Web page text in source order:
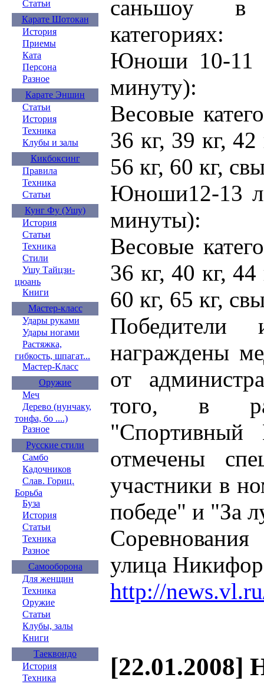
Статьи
Карате Шотокан
История
Приемы
Ката
Персона
Разное
Карате Эншин
Статьи
История
Техника
Клубы и залы
Кикбоксинг
Правила
Техника
Статьи
Кунг Фу (Ушу)
История
Статьи
Техника
Стили
Ушу Тайцзи-
цюань
Книги
Мастер-класс
Удары руками
Удары ногами
Растяжка,
гибкость, шпагат...
Мастер-Класс
Оружие
Меч
Дерево (нунчаку,
тонфа, бо ....)
Разное
Русские стили
Самбо
Кадочников
Слав. Гориц.
Борьба
Буза
История
Статьи
Техника
Разное
Самооборона
Для женщин
Техника
Оружие
Статьи
Клубы, залы
Книги
Таеквондо
История
Техника
саньшоу в
категориях:
Юноши 10-11
минуту):
Весовые
36 кг, 39 кг, 42
56 кг, 60 кг,
Юноши12-13
минуты):
Весовые
36 кг, 40 кг, 44
60 кг, 65 кг,
награждены
от
того, в
"Спортивный
отмечены
участники в
победе" и "За
улица
http://
[22.01.2008]